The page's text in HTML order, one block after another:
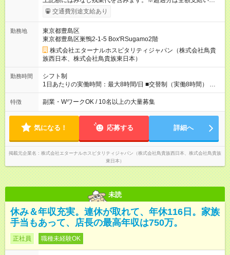
ます。 みなし残業代 51,845円 以上／月 みなし残業時間 30時間
／月 定額深夜手当（60時間、2万738円～）含む。 それぞれ
未経験スタートのメンバーも多いです。 ◎上司との距離が近
く、困ったことがあってもマネージャーにすぐ相談できます。
◎女性活躍中！女性管理職登用実績あり！ ◎月1回エリア会議あ
り。社長が直接、目標や方針を発表します。 ⇒各店舗の好事例
を知れるなど、刺激がたくさん 【試用期間】試用期間なし
交通費別途支給あり
勤務地
東京都豊島区
東京都豊島区巣鴨2-1-5 Box'RSugamo2階
株式会社エターナルホスピタリティジャパン（株式会社鳥貴
族西日本、株式会社鳥貴族東日本）
勤務時間
シフト制
1日あたりの実働時間：最大8時間/日 ■交替制（実働8時間） ▼
シフト例 ○16：00～翌2：00 ○20：00～翌6：00 ※営業時間は店
舗による。 ＜無断残業は絶対禁止！＞ どうしても必要な時は、
すが、これをゼロにするのが目標の一つです。
特徴 副業・WワークOK / 10名以上の大量募集
気になる！ 応募する 詳細へ
掲載元企業名
株式会社エターナルホスピタリティジャパン（株式会社鳥貴族西日本、株式会社鳥貴族
東日本）
未読
休み＆年収充実。連休が取れて、年休116日。家族
手当もあって、店長の最高年収は750万。
正社員 職種未経験OK